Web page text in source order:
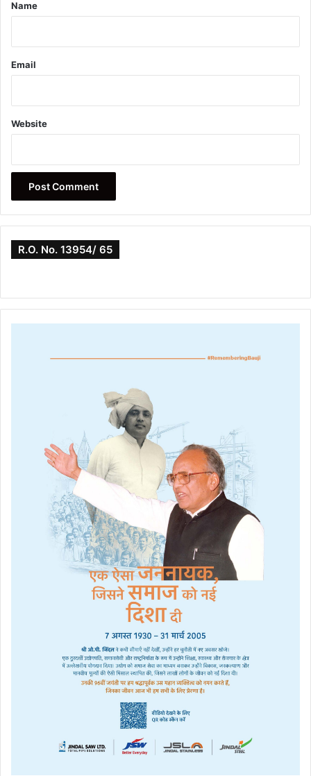
Name
Email
Website
R.O. No. 13954/ 65